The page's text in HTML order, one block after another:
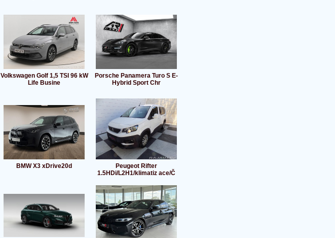
Volkswagen Golf 1,5 TSI 96 kW
Life Busine
Porsche Panamera Turo S E-
Hybrid Sport Chr
BMW X3 xDrive20d
Peugeot Rifter
1.5HDi/L2H1/klimatiz ace/Č